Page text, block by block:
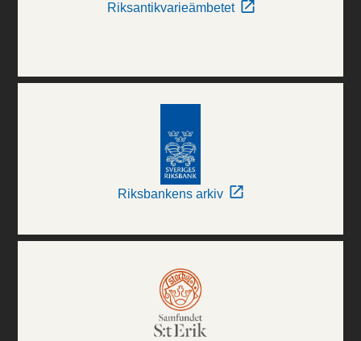
Riksantikvarieämbetet
Riksbankens arkiv